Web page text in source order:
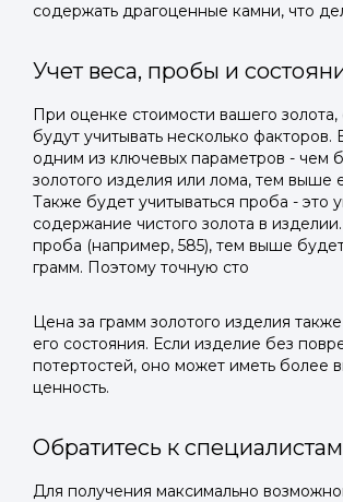
содержать драгоценные камни, что
Учет веса, пробы и
При оценке стоимости вашего золота,
будут учитывать несколько факторов.
одним из ключевых параметров - чем
золотого изделия или лома, тем выше
Также будет учитываться проба - это
содержание чистого золота в
проба (например, 585), тем выше
грамм. Поэтому точную сто
Цена за грамм золотого изделия
его состояния. Если изделие без
потертостей, оно может иметь более
ценность.
Обратитесь к специалистам
Для получения максимально